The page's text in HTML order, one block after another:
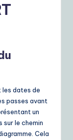
les dates de
passes avant
un
le chemin
Cela